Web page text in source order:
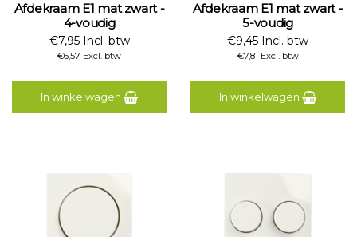
Afdekraam E1 mat zwart -
4-voudig
€7,95 Incl. btw
€6,57 Excl. btw
In winkelwagen
Afdekraam E1 mat zwart -
5-voudig
€9,45 Incl. btw
€7,81 Excl. btw
In winkelwagen